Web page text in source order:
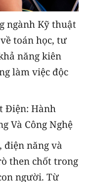
ngành Kỹ thuật
toán học, tư
năng kiên
làm việc độc
Điện: Hành
Và Công Nghệ
điện năng và
then chốt trong
người. Từ